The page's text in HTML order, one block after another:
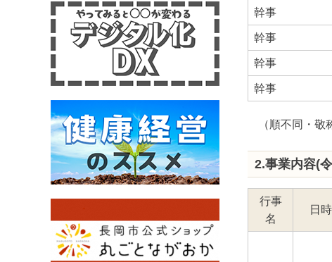
幹事
幹事
幹事
幹事
（順不同・敬
2.事業内容(
行事
名
日時